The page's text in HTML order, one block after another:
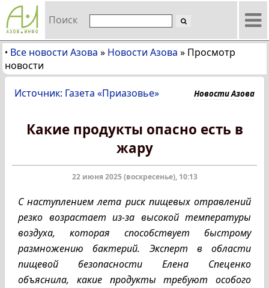
Поиск
• Все новости Азова » Новости Азова » Просмотр
новости
Источник: Газета «Приазовье» Новости Азова
Какие продукты опасно есть в
жару
22 июня 2025 (воскресенье), 10:13
С наступлением лета риск пищевых отравлений
резко возрастает из-за высокой температуры
воздуха, которая способствует быстрому
размножению бактерий. Эксперт в области
пищевой безопасности Елена Спеценко
объяснила, какие продукты требуют особого